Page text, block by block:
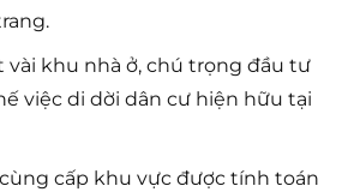
vài khu nhà ở, chú trọng đầu tư
việc di dời dân cư hiện hữu tại
cấp khu vực được tính toán